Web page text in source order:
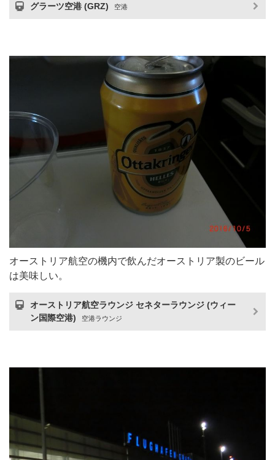
グラーツ空港 (GRZ) 空港
オーストリア航空の機内で飲んだオーストリア製のビール
は美味しい。
オーストリア航空ラウンジ セネターラウンジ (ウィー
ン国際空港)
空港ラウンジ